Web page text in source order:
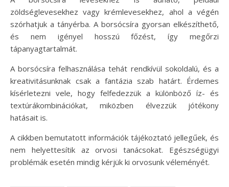
zöldséglevesekhez vagy krémlevesekhez, ahol a végén
szórhatjuk a tányérba. A borsócsíra gyorsan elkészíthető,
és nem igényel hosszú főzést, így megőrzi
tápanyagtartalmát.
A borsócsíra felhasználása tehát rendkívül sokoldalú, és a
kreativitásunknak csak a fantázia szab határt. Érdemes
kísérletezni vele, hogy felfedezzük a különböző íz- és
textúrákombinációkat, miközben élvezzük jótékony
hatásait is.
A cikkben bemutatott információk tájékoztató jellegűek, és
nem helyettesítik az orvosi tanácsokat. Egészségügyi
problémák esetén mindig kérjük ki orvosunk véleményét.